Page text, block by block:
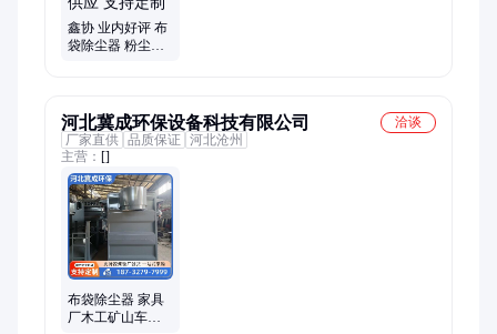
鑫协 业内好评 布
袋除尘器 粉尘收
河北冀成环保设备科技有限公司
洽谈
厂家直供 品质保证 河北沧州
主营： []
布袋除尘器 家具
厂木工矿山车间